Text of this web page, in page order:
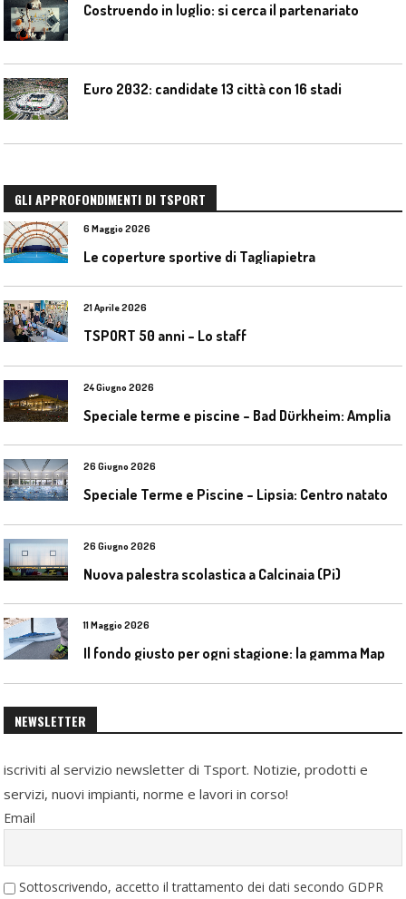
Costruendo in luglio: si cerca il partenariato
Euro 2032: candidate 13 città con 16 stadi
GLI APPROFONDIMENTI DI TSPORT
6 Maggio 2026
Le coperture sportive di Tagliapietra
21 Aprile 2026
TSPORT 50 anni – Lo staff
24 Giugno 2026
26 Giugno 2026
26 Giugno 2026
Nuova palestra scolastica a Calcinaia (Pi)
11 Maggio 2026
NEWSLETTER
iscriviti al servizio newsletter di Tsport. Notizie, prodotti e
servizi, nuovi impianti, norme e lavori in corso!
Email
Sottoscrivendo, accetto il trattamento dei dati secondo GDPR